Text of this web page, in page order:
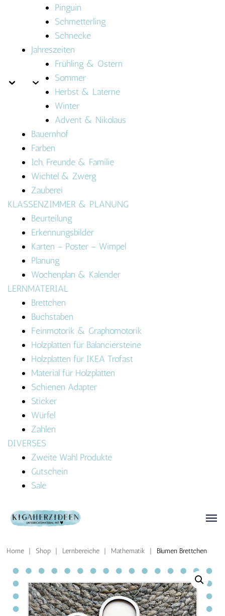
Pinguin
Schmetterling
Schnecke
Jahreszeiten
Frühling & Ostern
Sommer
Herbst & Laterne
Winter
Advent & Nikolaus
Bauernhof
Farben
Ich, Freunde & Familie
Wichtel & Zwerg
Zauberei
KLASSENZIMMER & PLANUNG
Beurteilung
Erkennungsbilder
Karten – Poster – Wimpel
Planung
Wochenplan & Kalender
LERNMATERIAL
Brettchen
Buchstaben
Feinmotorik & Graphomotorik
Holzplatten für Balanciersteine
Holzplatten für IKEA Trofast
Material für Holzplatten
Schienen Adapter
Sticker
Würfel
Zahlen
DIVERSES
Zweite Wahl Produkte
Gutschein
Sale
Home | Shop | Lernbereiche | Mathematik | Blumen Brettchen